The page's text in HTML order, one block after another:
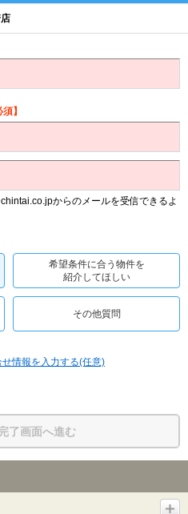
】
からのメールを受信できるよ
希望条件に合う物件を
紹介してほしい
その他質問
せ情報を入力する(任意)
了画面へ進む